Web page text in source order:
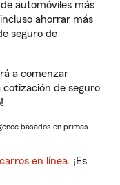
automóviles más
ahorrar más
seguro de
a comenzar
de seguro
basados en primas
en línea. ¡Es